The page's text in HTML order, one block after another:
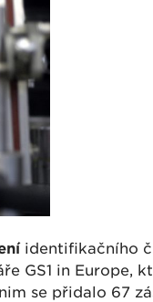
identifikačního
GS1 in Europe,
se přidalo 67